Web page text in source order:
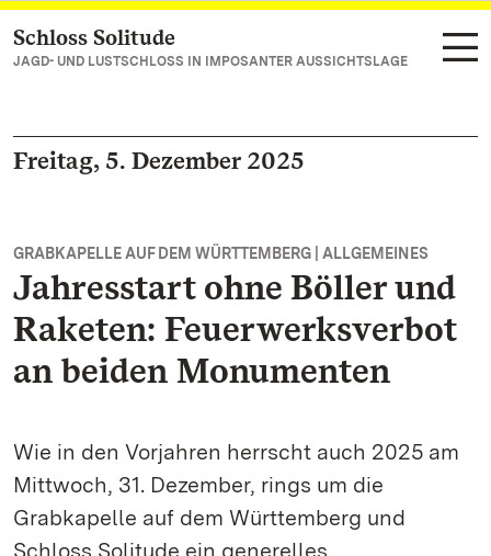
Zum Hauptinhalt springen
Schloss Solitude
JAGD- UND LUSTSCHLOSS IN IMPOSANTER AUSSICHTSLAGE
Freitag, 5. Dezember 2025
GRABKAPELLE AUF DEM WÜRTTEMBERG | ALLGEMEINES
Jahresstart ohne Böller und
Raketen: Feuerwerksverbot
an beiden Monumenten
Wie in den Vorjahren herrscht auch 2025 am
Mittwoch, 31. Dezember, rings um die
Grabkapelle auf dem Württemberg und
Schloss Solitude ein generelles